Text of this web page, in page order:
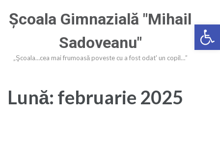
Deschide
Enter)
Şcoala Gimnazială "Mihail
Sadoveanu"
„Şcoala…cea mai frumoasă poveste cu a fost odat' un copil…”
Lună: februarie 2025